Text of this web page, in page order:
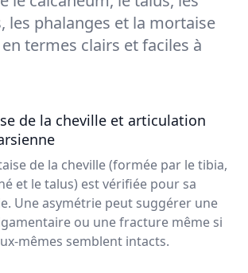
les phalanges et la mortaise
termes clairs et faciles à
de la cheville et articulation
de la cheville (formée par le tibia,
et le talus) est vérifiée pour sa
Une asymétrie peut suggérer une
ou une fracture même si
mêmes semblent intacts.